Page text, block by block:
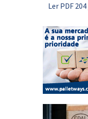
Ler PDF 204